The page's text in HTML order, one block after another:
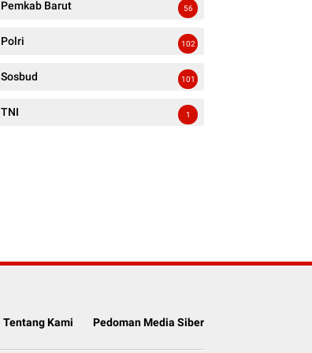
Pemkab Barut 56
Polri 102
Sosbud 101
TNI 1
Tentang Kami Pedoman Media Siber